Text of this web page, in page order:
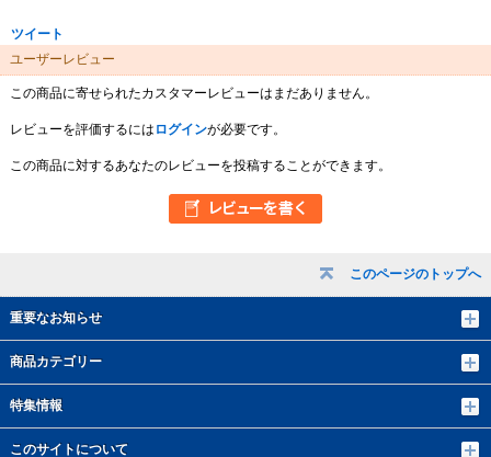
このページのトップへ
重要なお知らせ
商品カテゴリー
特集情報
このサイトについて
ツイート
ユーザーレビュー
この商品に寄せられたカスタマーレビューはまだありません。
レビューを評価するには ログインが必要です。
この商品に対するあなたのレビューを投稿することができます。